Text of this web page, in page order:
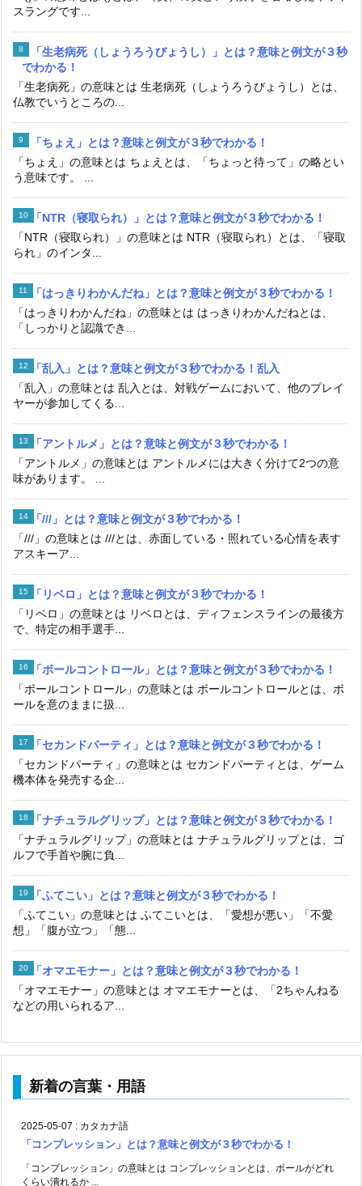
スラングです...
「生老病死（しょうろうびょうし）」とは？意味と例文が３秒
でわかる！
「生老病死」の意味とは 生老病死（しょうろうびょうし）とは、
仏教でいうところの...
「ちょえ」とは？意味と例文が３秒でわかる！
「ちょえ」の意味とは ちょえとは、「ちょっと待って」の略とい
う意味です。 ...
「NTR（寝取られ）」とは？意味と例文が３秒でわかる！
「NTR（寝取られ）」の意味とは NTR（寝取られ）とは、「寝取
られ」のインタ...
「はっきりわかんだね」とは？意味と例文が３秒でわかる！
「はっきりわかんだね」の意味とは はっきりわかんだねとは、
「しっかりと認識でき...
「乱入」とは？意味と例文が３秒でわかる！乱入
「乱入」の意味とは 乱入とは、対戦ゲームにおいて、他のプレイ
ヤーが参加してくる...
「アントルメ」とは？意味と例文が３秒でわかる！
「アントルメ」の意味とは アントルメには大きく分けて2つの意
味があります。 ...
「///」とは？意味と例文が３秒でわかる！
「///」の意味とは ///とは、赤面している・照れている心情を表す
アスキーア...
「リベロ」とは？意味と例文が３秒でわかる！
「リベロ」の意味とは リベロとは、ディフェンスラインの最後方
で、特定の相手選手...
「ボールコントロール」とは？意味と例文が３秒でわかる！
「ボールコントロール」の意味とは ボールコントロールとは、ボ
ールを意のままに扱...
「セカンドパーティ」とは？意味と例文が３秒でわかる！
「セカンドパーティ」の意味とは セカンドパーティとは、ゲーム
機本体を発売する企...
「ナチュラルグリップ」とは？意味と例文が３秒でわかる！
「ナチュラルグリップ」の意味とは ナチュラルグリップとは、ゴ
ルフで手首や腕に負...
「ふてこい」とは？意味と例文が３秒でわかる！
「ふてこい」の意味とは ふてこいとは、「愛想が悪い」「不愛
想」「腹が立つ」「態...
「オマエモナー」とは？意味と例文が３秒でわかる！
「オマエモナー」の意味とは オマエモナーとは、「2ちゃんねる
などの用いられるア...
新着の言葉・用語
2025-05-07 : カタカナ語
「コンプレッション」とは？意味と例文が３秒でわかる！
「コンプレッション」の意味とは コンプレッションとは、ボールがどれ
くらい潰れるか ...